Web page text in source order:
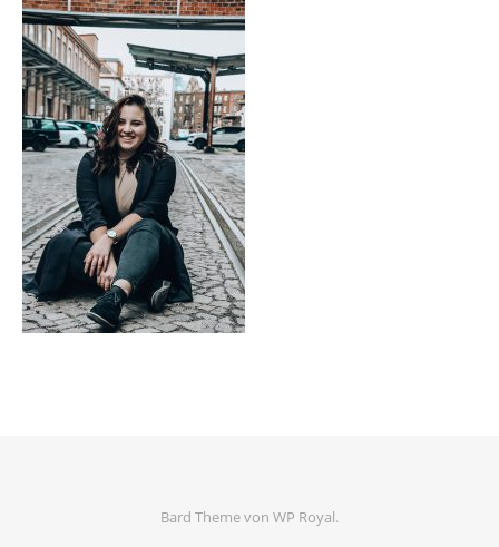
Bard Theme von WP Royal.